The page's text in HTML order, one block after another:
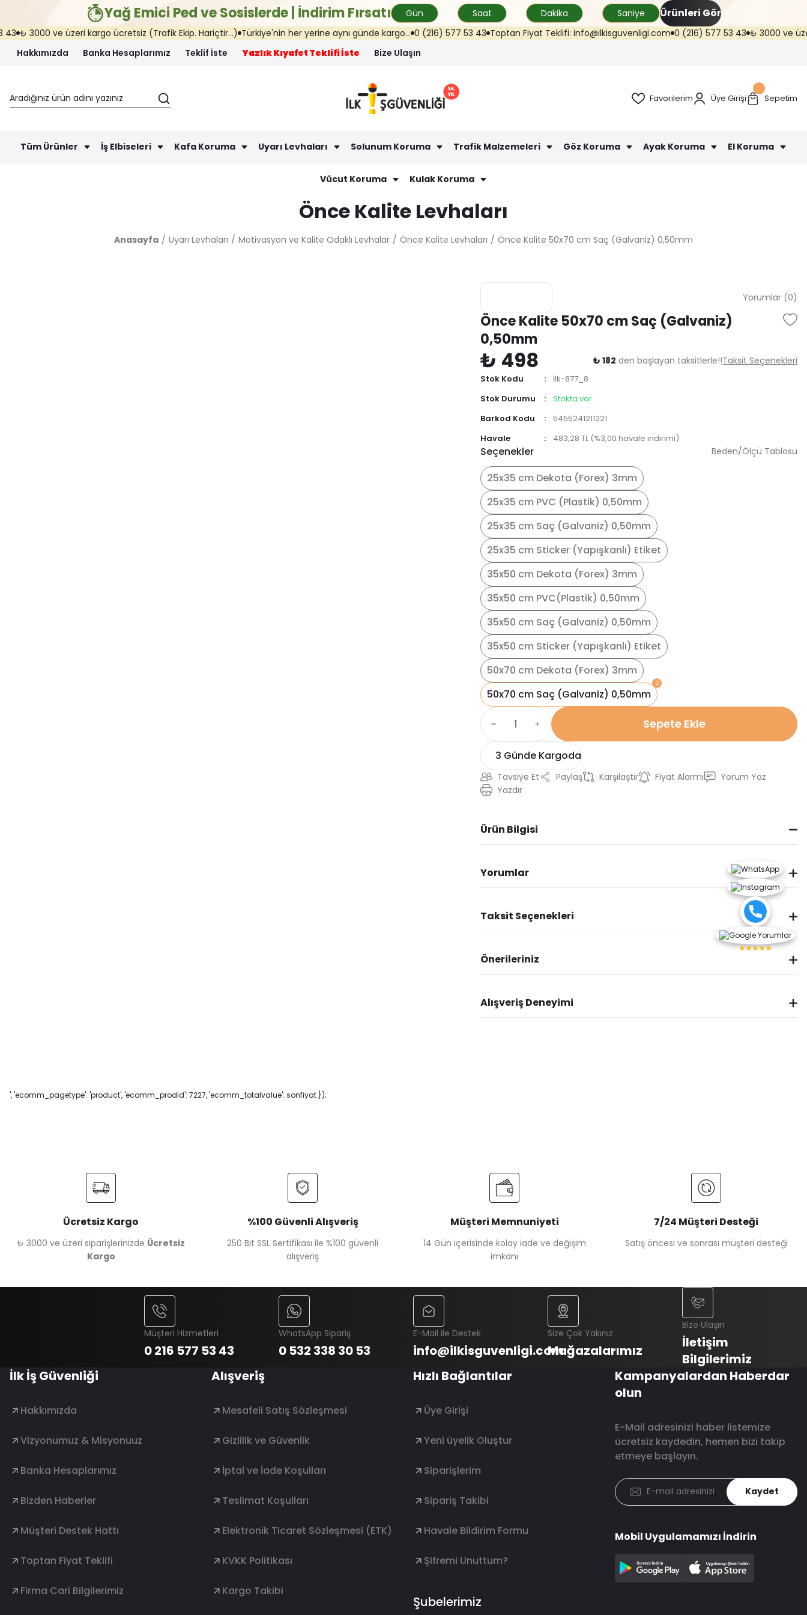
Yağ Emici Ped ve Sosislerde | İndirim Fırsatı Gün Saat Dakika Saniye Ürünleri Gör
ve üzeri kargo ücretsiz (Trafik Ekip. Hariçtir...) Türkiye'nin her yerine aynı günde kargo... 0 (216) 577 53 43 Toptan Fiyat Teklifi: info@ilkisguvenligi.com 0 (216) 577 53 43 ₺ 3000 ve üzeri
Hakkımızda
Banka Hesaplarımız Teklif İste Yazlık Kıyafet Teklifi İste Bize Ulaşın
Favorilerim Üye Girişi Sepetim
Tüm Ürünler İş Elbiseleri Kafa Koruma Uyarı Levhaları Solunum Koruma Trafik Malzemeleri Göz Koruma Ayak Koruma El Koruma
Vücut Koruma Kulak Koruma
Önce Kalite Levhaları
Anasayfa Uyarı Levhaları Motivasyon ve Kalite Odaklı Levhalar Önce Kalite Levhaları Önce Kalite 50x70 cm Saç (Galvaniz) 0,50mm
Yorumlar (0)
Önce Kalite 50x70 cm Saç (Galvaniz)
0,50mm
₺ 498 ₺ 182 den başlayan taksitlerle!!Taksit Seçenekleri
Stok Kodu
İlk-877_8
Stok Durumu
Stokta var
Barkod Kodu
5455241211221
Havale
483,28 TL (%3,00 havale indirimi)
Seçenekler
25x35 cm Dekota (Forex) 3mm
25x35 cm PVC (Plastik) 0,50mm
25x35 cm Saç (Galvaniz) 0,50mm
25x35 cm Sticker (Yapışkanlı) Etiket
35x50 cm Dekota (Forex) 3mm
35x50 cm PVC(Plastik) 0,50mm
35x50 cm Saç (Galvaniz) 0,50mm
35x50 cm Sticker (Yapışkanlı) Etiket
50x70 cm Dekota (Forex) 3mm
50x70 cm Saç (Galvaniz) 0,50mm
Beden/Ölçü Tablosu
Sepete Ekle
3 Günde Kargoda
Tavsiye Et Paylaş Karşılaştır Fiyat Alarmı
Yorum Yaz
Yazdır
Ürün Bilgisi
Yorumlar
Taksit Seçenekleri
Önerileriniz
Alışveriş Deneyimi
', 'ecomm_pagetype': 'product', 'ecomm_prodid': 7227, 'ecomm_totalvalue': sonfiyat });
Ücretsiz Kargo
₺ 3000 ve üzeri siparişlerinizde Ücretsiz
Kargo
%100 Güvenli Alışveriş
250 Bit SSL Sertifikası ile %100 güvenli
alışveriş
Müşteri Memnuniyeti
14 Gün içerisinde kolay iade ve değişim
imkanı
7/24 Müşteri Desteği
Satış öncesi ve sonrası müşteri desteği
Müşteri Hizmetleri
0 216 577 53 43
WhatsApp Sipariş
0 532 338 30 53
E-Mail ile Destek
info@ilkisguvenligi.com
Size Çok Yakınız
Mağazalarımız
Bize Ulaşın
İletişim
Bilgilerimiz
İlk İş Güvenliği
Hakkımızda
Vizyonumuz & Misyonuuz
Banka Hesaplarımız
Bizden Haberler
Müşteri Destek Hattı
Toptan Fiyat Teklifi
Firma Cari Bilgilerimiz
Alışveriş
Mesafeli Satış Sözleşmesi
Gizlilik ve Güvenlik
İptal ve İade Koşulları
Teslimat Koşulları
Elektronik Ticaret Sözleşmesi (ETK)
KVKK Politikası
Kargo Takibi
Hızlı Bağlantılar
Üye Girişi
Yeni üyelik Oluştur
Siparişlerim
Sipariş Takibi
Havale Bildirim Formu
Şifremi Unuttum?
Şubelerimiz
★★★★★
Kampanyalardan Haberdar
olun
E-Mail adresinizi haber listemize
ücretsiz kaydedin, hemen bizi takip
etmeye başlayın.
Kaydet
Mobil Uygulamamızı İndirin